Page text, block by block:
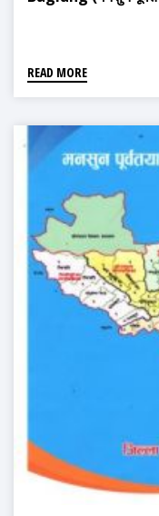
READ MORE